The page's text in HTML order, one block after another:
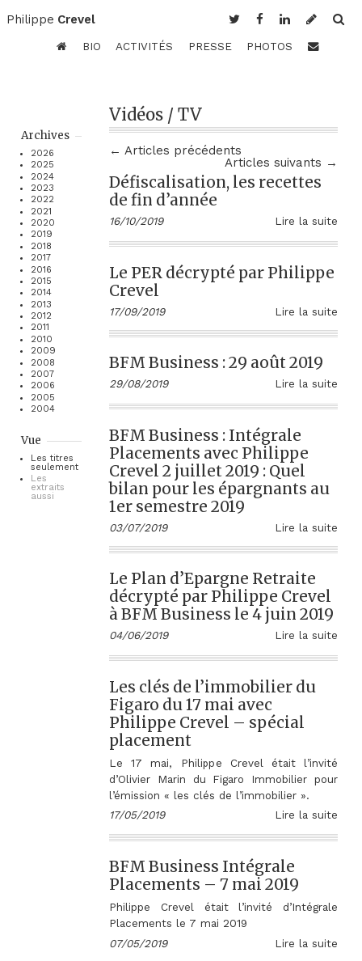
Philippe Crevel
BIO ACTIVITÉS PRESSE PHOTOS
Archives
2026
2025
2024
2023
2022
2021
2020
2019
2018
2017
2016
2015
2014
2013
2012
2011
2010
2009
2008
2007
2006
2005
2004
Vue
Les titres
seulement
Les
extraits
aussi
Vidéos / TV
← Articles précédents
Articles suivants →
Défiscalisation, les recettes
de fin d’année
16/10/2019 Lire la suite
Le PER décrypté par Philippe
Crevel
17/09/2019 Lire la suite
BFM Business : 29 août 2019
29/08/2019 Lire la suite
BFM Business : Intégrale
Placements avec Philippe
Crevel 2 juillet 2019 : Quel
bilan pour les épargnants au
1er semestre 2019
03/07/2019 Lire la suite
Le Plan d’Epargne Retraite
décrypté par Philippe Crevel
à BFM Business le 4 juin 2019
04/06/2019 Lire la suite
Les clés de l’immobilier du
Figaro du 17 mai avec
Philippe Crevel – spécial
placement
Le 17 mai, Philippe Crevel était l’invité
d’Olivier Marin du Figaro Immobilier pour
l’émission « les clés de l’immobilier ».
17/05/2019
Lire la suite
BFM Business Intégrale
Placements – 7 mai 2019
Philippe Crevel était l’invité d’Intégrale
Placements le 7 mai 2019
07/05/2019
Lire la suite